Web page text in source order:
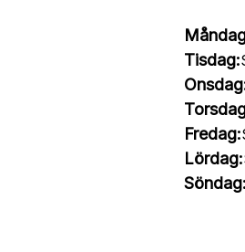
Tisdag:
Fredag:
Lördag:
Söndag: